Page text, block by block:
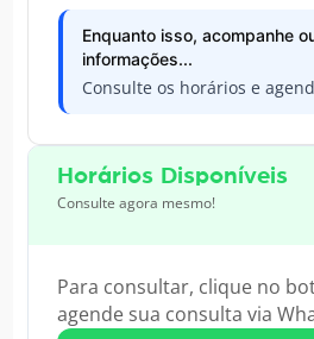
Enquanto isso, acompanhe
informações...
Consulte os horários e
Horários Disponíveis
Consulte agora mesmo!
Para consultar, clique no
agende sua consulta via